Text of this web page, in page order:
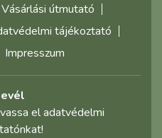
Vásárlási útmutató
tájékoztató
Impresszum
el adatvédelmi